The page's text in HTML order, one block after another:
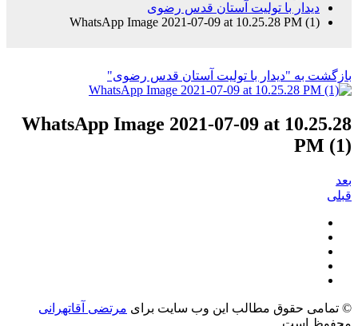
دیدار با تولیت آستان قدس رضوی
WhatsApp Image 2021-07-09 at 10.25.28 PM (1)
بازگشت به "دیدار با تولیت آستان قدس رضوی"
WhatsApp Image 2021-07-09 at 10.25.28
PM (1)
بعد
قبلی
© تمامی حقوق مطالب این وب سایت برای مرتضی آقاتهرانی
محفوظ است.